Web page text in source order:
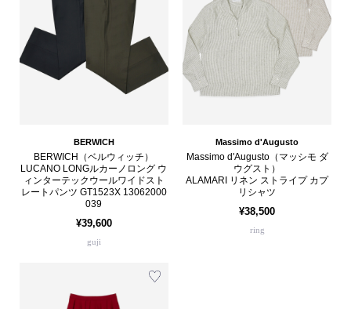
BERWICH
BERWICH（ベルウィッチ）
LUCANO LONGルカーノロング ウ
ィンターテックウールワイドスト
レートパンツ GT1523X 13062000
039
¥39,600
guji
Massimo d'Augusto
Massimo d'Augusto（マッシモ ダ
ウグスト）
ALAMARI リネン ストライプ カプ
リシャツ
¥38,500
ring